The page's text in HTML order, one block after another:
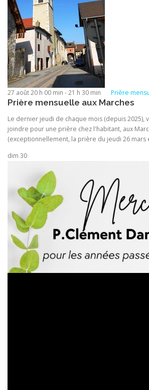
27 août 20 h 00 min -21 h 30 min Prière
Prière mensuelle aux Marches
Le dernier jeudi de chaque mois (depuis 2025),
joindre pour une prière chez l'habitant, aux
(exceptionnellement, la prière du jeudi 26 mars
dim 30